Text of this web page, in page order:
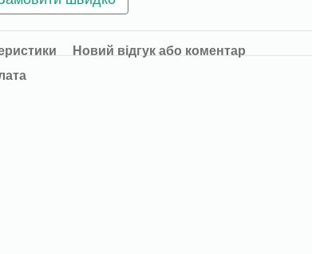
Новий відгук або коментар